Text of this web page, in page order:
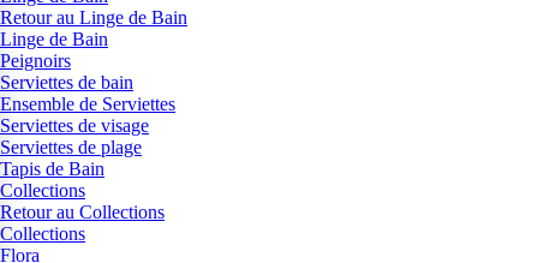
Retour au Linge de Bain
Linge de Bain
Peignoirs
Serviettes de bain
Ensemble de Serviettes
Serviettes de visage
Serviettes de plage
Tapis de Bain
Collections
Retour au Collections
Collections
Flora